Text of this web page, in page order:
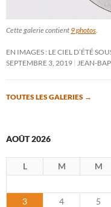
Cette galerie contient 9 photos
EN IMAGES : LE CIEL D’ÉTÉ
SEPTEMBRE 3, 2019
JEAN-
TOUTES LES GALERIES →
AOÛT 2026
L M M
3
4 5